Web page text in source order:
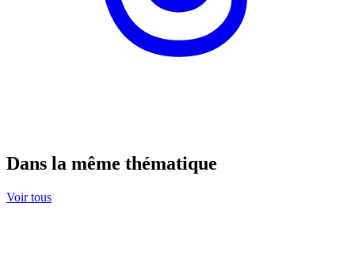
Dans la même thématique
Voir tous